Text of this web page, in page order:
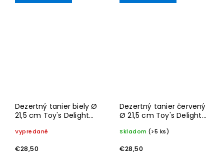
Dezertný tanier biely Ø
21,5 cm Toy's Delight
Vypredané
€28,50
Dezertný tanier červený
Ø 21,5 cm Toy's Delight–
Skladom (>5 ks)
€28,50